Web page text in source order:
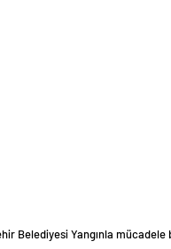
Belediyesi Yangınla